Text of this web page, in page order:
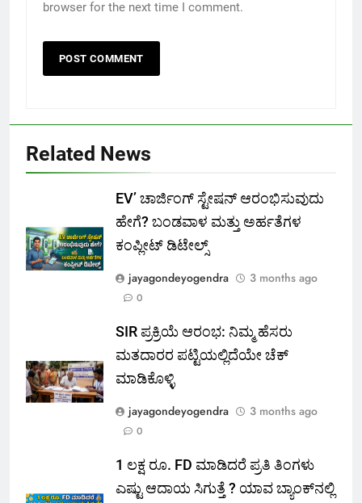
browser for the next time I comment.
Related News
EV’ ಚಾರ್ಜಿಂಗ್ ಸ್ಟೇಷನ್ ಆರಂಭಿಸುವುದು
ಹೇಗೆ? ಬಂಡವಾಳ ಮತ್ತು ಅರ್ಹತೆಗಳ
ಕಂಪ್ಲೀಟ್ ಡಿಟೇಲ್ಸ್
jayagondeyogendra
3 months ago
0
SIR ಪ್ರಕ್ರಿಯೆ ಆರಂಭ: ನಿಮ್ಮ ಹೆಸರು
ಮತದಾರರ ಪಟ್ಟಿಯಲ್ಲಿದೆಯೇ ಚೆಕ್
ಮಾಡಿಕೊಳ್ಳಿ
jayagondeyogendra
3 months ago
0
1 ಲಕ್ಷ ರೂ. FD ಮಾಡಿದರೆ ಪ್ರತಿ ತಿಂಗಳು
ಎಷ್ಟು ಆದಾಯ ಸಿಗುತ್ತೆ ? ಯಾವ ಬ್ಯಾಂಕ್‌ನಲ್ಲಿ